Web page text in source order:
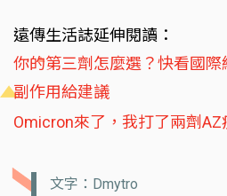
遠傳生活誌延伸閱讀：
你的第三劑怎麼選？快看國
副作用給建議
Omicron來了，我打了兩劑AZ
文字：Dmytro